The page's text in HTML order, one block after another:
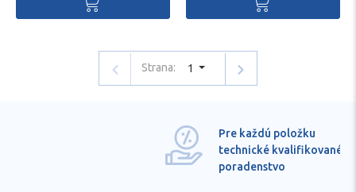
Strana: 1
Pre každú položku
technické kvalifikované
poradenstvo